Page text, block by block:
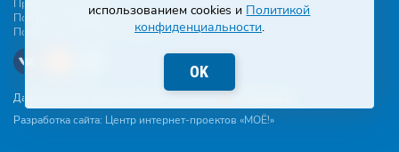
Правила общения
Политика конфиденциальности
Пользовательское соглашение
Данные погоды предоставляются сервисом
Разработка сайта: Центр интернет-проектов «МОЁ!»
использованием cookies и Политикой
конфиденциальности.
OK